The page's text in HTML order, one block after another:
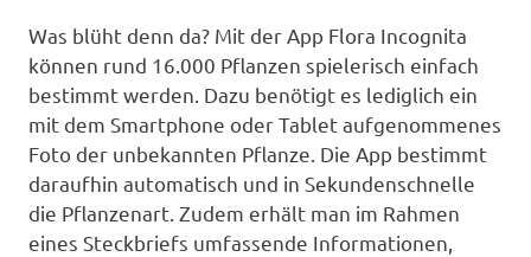
Was blüht denn da? Mit der App Flora Incognita
können rund 16.000 Pflanzen spielerisch einfach
bestimmt werden. Dazu benötigt es lediglich ein
mit dem Smartphone oder Tablet aufgenommenes
Foto der unbekannten Pflanze. Die App bestimmt
daraufhin automatisch und in Sekundenschnelle
die Pflanzenart. Zudem erhält man im Rahmen
eines Steckbriefs umfassende Informationen,